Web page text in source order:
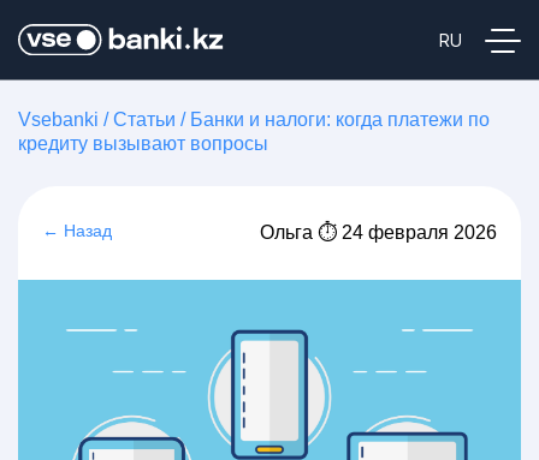
Vsebanki /Статьи / Банки и налоги: когда платежи по
кредиту вызывают вопросы
← Назад Ольга ⏱ 24 февраля 2026